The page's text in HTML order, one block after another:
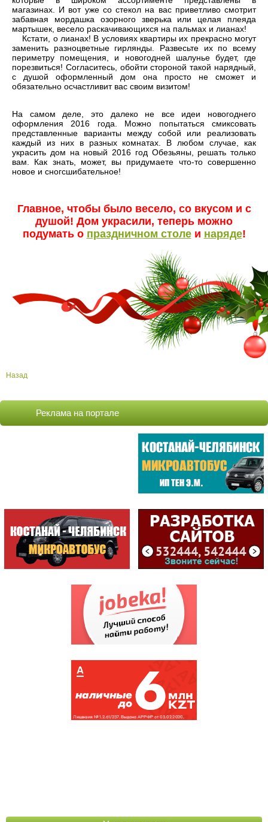
магазинах. И вот уже со стекол на вас приветливо смотрит
забавная мордашка озорного зверька или целая плеяда
мартышек, весело раскачивающихся на пальмах и лианах!
Кстати, о лианах! В условиях квартиры их прекрасно могут
заменить разноцветные гирлянды. Развесьте их по всему
периметру помещения, и новогодней шалунье будет, где
порезвиться! Согласитесь, обойти стороной такой нарядный,
с душой оформленный дом она просто не сможет и
обязательно осчастливит вас своим визитом!
На самом деле, это далеко не все идеи новогоднего
оформления 2016 года. Можно попытаться смиксовать
представленные варианты между собой или реализовать
каждый из них в разных комнатах. В любом случае, как
украсить дом на новый 2016 год Обезьяны, решать только
вам. Как знать, может, вы придумаете что-то совершенно
новое и сногсшибательное!
Главное, чтобы было весело, со вкусом и с
душой! Дом украсили, теперь можно
подумать о праздничном столеи наряде!
Назад
Реклама на портале